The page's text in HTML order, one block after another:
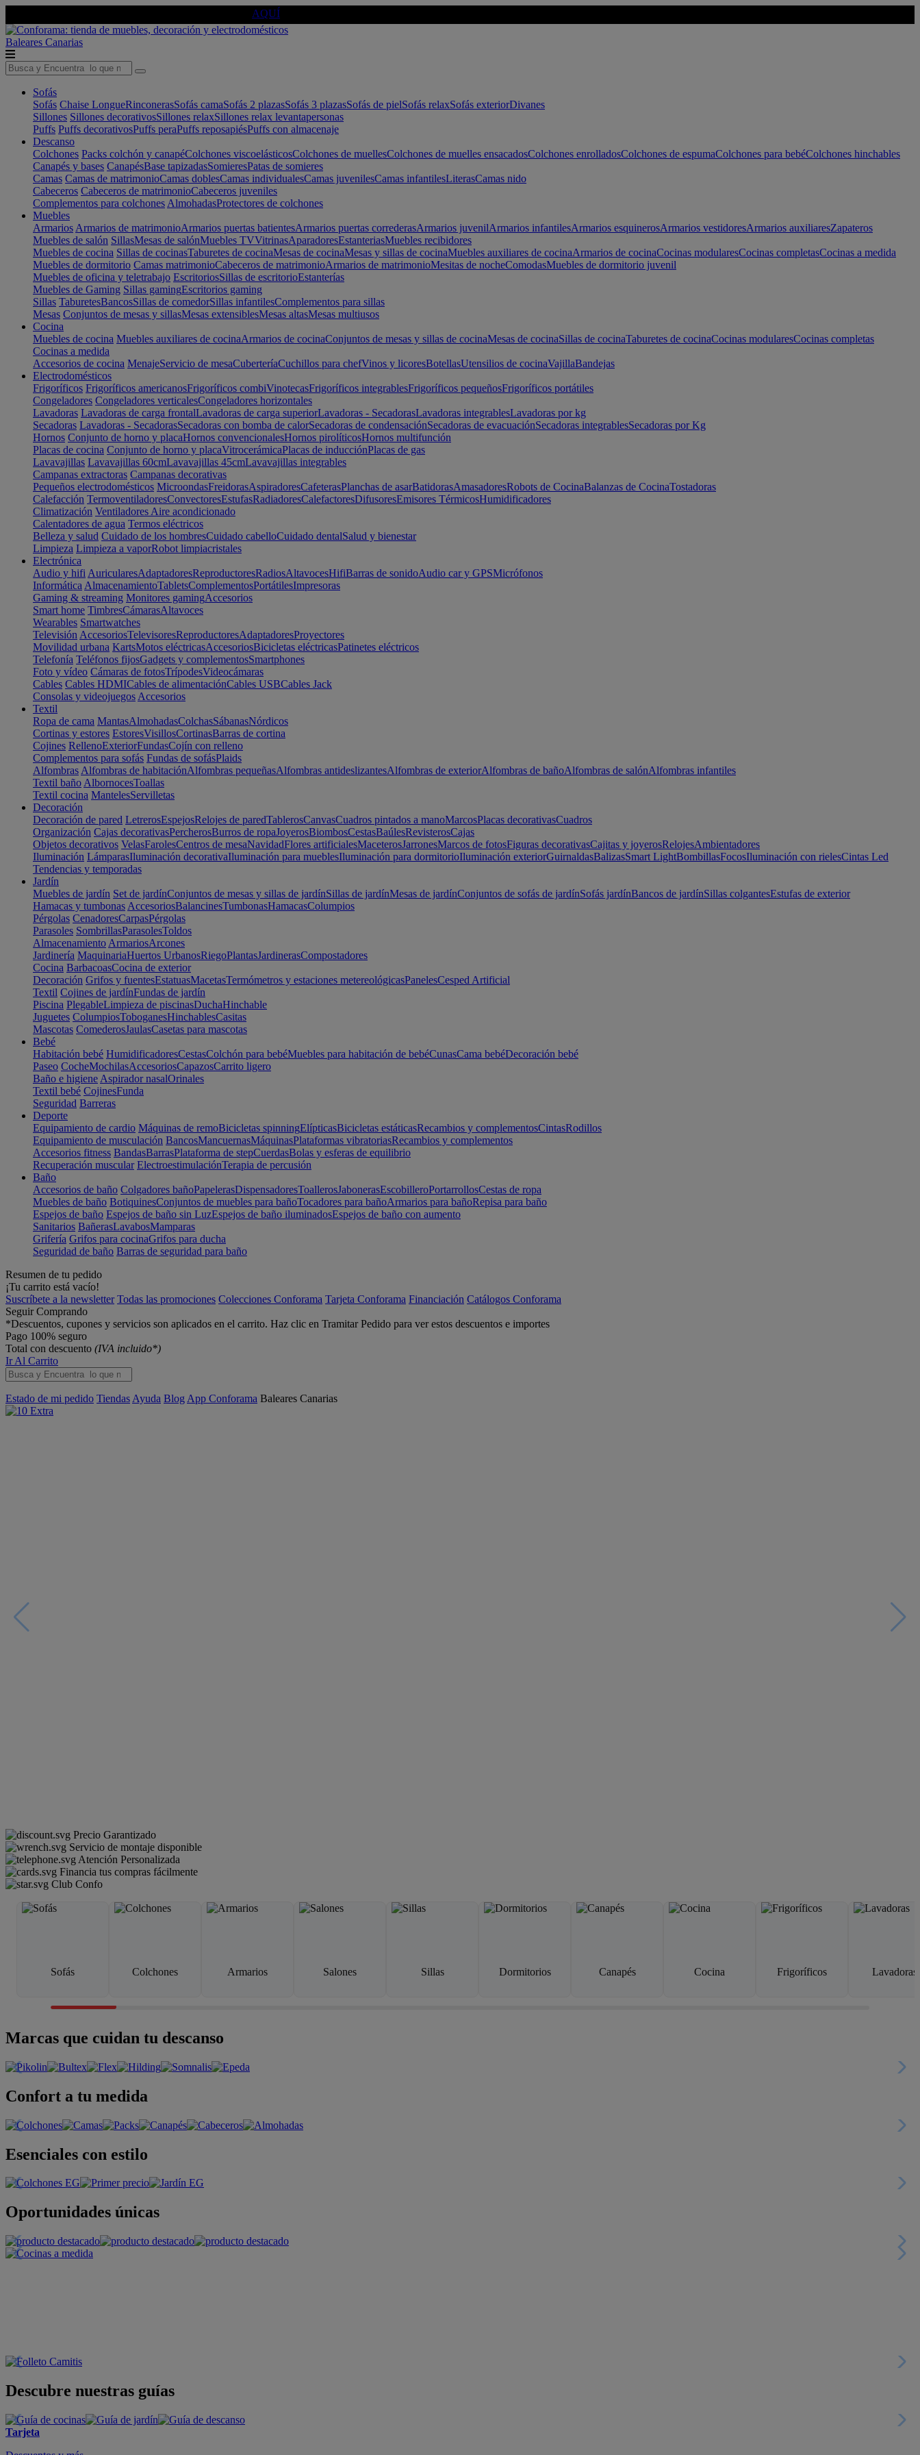
AQUÍ
Baleares Canarias
Sofás
Sofás Chaise LongueRinconerasSofás camaSofás 2 plazasSofás 3 plazasSofás de pielSofás relaxSofás exteriorDivanes
Sillones Sillones decorativosSillones relaxSillones relax levantapersonas
Puffs Puffs decorativosPuffs peraPuffs reposapiésPuffs con almacenaje
Descanso
Colchones Packs colchón y canapéColchones viscoelásticosColchones de muellesColchones de muelles ensacadosColchones enrolladosColchones de espumaColchones para bebéColchones hinchables
Canapés y bases CanapésBase tapizadasSomieresPatas de somieres
Camas Camas de matrimonioCamas doblesCamas individualesCamas juvenilesCamas infantilesLiterasCamas nido
Cabeceros Cabeceros de matrimonioCabeceros juveniles
Complementos para colchones AlmohadasProtectores de colchones
Muebles
Armarios Armarios de matrimonioArmarios puertas batientesArmarios puertas correderasArmarios juvenilArmarios infantilesArmarios esquinerosArmarios vestidoresArmarios auxiliaresZapateros
Muebles de salón SillasMesas de salónMuebles TVVitrinasAparadoresEstanteriasMuebles recibidores
Muebles de cocina Sillas de cocinasTaburetes de cocinaMesas de cocinaMesas y sillas de cocinaMuebles auxiliares de cocinaArmarios de cocinaCocinas modularesCocinas completasCocinas a medida
Muebles de dormitorio Camas matrimonioCabeceros de matrimonioArmarios de matrimonioMesitas de nocheComodasMuebles de dormitorio juvenil
Muebles de oficina y teletrabajo EscritoriosSillas de escritorioEstanterías
Muebles de Gaming Sillas gamingEscritorios gaming
Sillas TaburetesBancosSillas de comedorSillas infantilesComplementos para sillas
Mesas Conjuntos de mesas y sillasMesas extensiblesMesas altasMesas multiusos
Cocina
Muebles de cocina Muebles auxiliares de cocinaArmarios de cocinaConjuntos de mesas y sillas de cocinaMesas de cocinaSillas de cocinaTaburetes de cocinaCocinas modularesCocinas completas
Cocinas a medida
Accesorios de cocina MenajeServicio de mesaCuberteríaCuchillos para chefVinos y licoresBotellasUtensilios de cocinaVajillaBandejas
Electrodomésticos
Frigoríficos Frigoríficos americanosFrigoríficos combiVinotecasFrigoríficos integrablesFrigoríficos pequeñosFrigoríficos portátiles
Congeladores Congeladores verticalesCongeladores horizontales
Lavadoras Lavadoras de carga frontalLavadoras de carga superiorLavadoras - SecadorasLavadoras integrablesLavadoras por kg
Secadoras Lavadoras - SecadorasSecadoras con bomba de calorSecadoras de condensaciónSecadoras de evacuaciónSecadoras integrablesSecadoras por Kg
Hornos Conjunto de horno y placaHornos convencionalesHornos pirolíticosHornos multifunción
Placas de cocina Conjunto de horno y placaVitrocerámicaPlacas de inducciónPlacas de gas
Lavavajillas Lavavajillas 60cmLavavajillas 45cmLavavajillas integrables
Campanas extractoras Campanas decorativas
Pequeños electrodomésticos MicroondasFreidorasAspiradoresCafeterasPlanchas de asarBatidorasAmasadoresRobots de CocinaBalanzas de CocinaTostadoras
Calefacción TermoventiladoresConvectoresEstufasRadiadoresCalefactoresDifusoresEmisores TérmicosHumidificadores
Climatización Ventiladores Aire acondicionado
Calentadores de agua Termos eléctricos
Belleza y salud Cuidado de los hombresCuidado cabelloCuidado dentalSalud y bienestar
Limpieza Limpieza a vaporRobot limpiacristales
Electrónica
Audio y hifi AuricularesAdaptadoresReproductoresRadiosAltavocesHifiBarras de sonidoAudio car y GPSMicrófonos
Informática AlmacenamientoTabletsComplementosPortátilesImpresoras
Gaming & streaming Monitores gamingAccesorios
Smart home TimbresCámarasAltavoces
Wearables Smartwatches
Televisión AccesoriosTelevisoresReproductoresAdaptadoresProyectores
Movilidad urbana KartsMotos eléctricasAccesoriosBicicletas eléctricasPatinetes eléctricos
Telefonía Teléfonos fijosGadgets y complementosSmartphones
Foto y vídeo Cámaras de fotosTrípodesVideocámaras
Cables Cables HDMICables de alimentaciónCables USBCables Jack
Consolas y videojuegos Accesorios
Textil
Ropa de cama MantasAlmohadasColchasSábanasNórdicos
Cortinas y estores EstoresVisillosCortinasBarras de cortina
Cojines RellenoExteriorFundasCojín con relleno
Complementos para sofás Fundas de sofásPlaids
Alfombras Alfombras de habitaciónAlfombras pequeñasAlfombras antideslizantesAlfombras de exteriorAlfombras de bañoAlfombras de salónAlfombras infantiles
Textil baño AlbornocesToallas
Textil cocina MantelesServilletas
Decoración
Decoración de pared LetrerosEspejosRelojes de paredTablerosCanvasCuadros pintados a manoMarcosPlacas decorativasCuadros
Organización Cajas decorativasPercherosBurros de ropaJoyerosBiombosCestasBaúlesRevisterosCajas
Objetos decorativos VelasFarolesCentros de mesaNavidadFlores artificialesMaceterosJarronesMarcos de fotosFiguras decorativasCajitas y joyerosRelojesAmbientadores
Iluminación LámparasIluminación decorativaIluminación para mueblesIluminación para dormitorioIluminación exteriorGuirnaldasBalizasSmart LightBombillasFocosIluminación con rielesCintas Led
Tendencias y temporadas
Jardín
Muebles de jardín Set de jardínConjuntos de mesas y sillas de jardínSillas de jardínMesas de jardínConjuntos de sofás de jardínSofás jardínBancos de jardínSillas colgantesEstufas de exterior
Hamacas y tumbonas AccesoriosBalancinesTumbonasHamacasColumpios
Pérgolas CenadoresCarpasPérgolas
Parasoles SombrillasParasolesToldos
Almacenamiento ArmariosArcones
Jardinería MaquinariaHuertos UrbanosRiegoPlantasJardinerasCompostadores
Cocina BarbacoasCocina de exterior
Decoración Grifos y fuentesEstatuasMacetasTermómetros y estaciones metereológicasPanelesCesped Artificial
Textil Cojines de jardínFundas de jardín
Piscina PlegableLimpieza de piscinasDuchaHinchable
Juguetes ColumpiosToboganesHinchablesCasitas
Mascotas ComederosJaulasCasetas para mascotas
Bebé
Habitación bebé HumidificadoresCestasColchón para bebéMuebles para habitación de bebéCunasCama bebéDecoración bebé
Paseo CocheMochilasAccesoriosCapazosCarrito ligero
Baño e higiene Aspirador nasalOrinales
Textil bebé CojinesFunda
Seguridad Barreras
Deporte
Equipamiento de cardio Máquinas de remoBicicletas spinningElípticasBicicletas estáticasRecambios y complementosCintasRodillos
Equipamiento de musculación BancosMancuernasMáquinasPlataformas vibratoriasRecambios y complementos
Accesorios fitness BandasBarrasPlataforma de stepCuerdasBolas y esferas de equilibrio
Recuperación muscular ElectroestimulaciónTerapia de percusión
Baño
Accesorios de baño Colgadores bañoPapelerasDispensadoresToallerosJabonerasEscobilleroPortarrollosCestas de ropa
Muebles de baño BotiquinesConjuntos de muebles para bañoTocadores para bañoArmarios para bañoRepisa para baño
Espejos de baño Espejos de baño sin LuzEspejos de baño iluminadosEspejos de baño con aumento
Sanitarios BañerasLavabosMamparas
Grifería Grifos para cocinaGrifos para ducha
Seguridad de baño Barras de seguridad para baño
Resumen de tu pedido
¡Tu carrito está vacío!
Suscríbete a la newsletter Todas las promociones Colecciones Conforama Tarjeta Conforama Financiación Catálogos Conforama
Seguir Comprando
*Descuentos, cupones y servicios son aplicados en el carrito. Haz clic en Tramitar Pedido para ver estos descuentos e importes
Pago 100% seguro
Total con descuento (IVA incluido*)
Ir Al Carrito
Estado de mi pedido Tiendas Ayuda Blog App Conforama Baleares Canarias
Precio Garantizado
Servicio de montaje disponible
Atención Personalizada
Financia tus compras fácilmente
Club Confo
Sofás Colchones Armarios Salones Sillas Dormitorios Canapés Cocina Frigoríficos Lavadoras
Marcas que cuidan tu descanso
Confort a tu medida
Esenciales con estilo
Oportunidades únicas
Descubre nuestras guías
Tarjeta